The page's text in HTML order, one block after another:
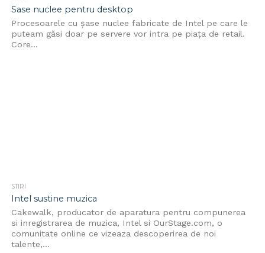
Sase nuclee pentru desktop
Procesoarele cu șase nuclee fabricate de Intel pe care le
puteam găsi doar pe servere vor intra pe piața de retail.
Core...
STIRI
Intel sustine muzica
Cakewalk, producator de aparatura pentru compunerea
si inregistrarea de muzica, Intel si OurStage.com, o
comunitate online ce vizeaza descoperirea de noi
talente,...